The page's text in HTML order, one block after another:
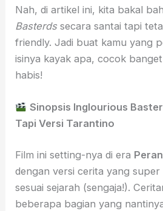
Nah, di artikel ini, kita bakal
Basterdssecara santai tapi
friendly. Jadi buat kamu yang
isinya kayak apa, cocok
habis!
Sinopsis Inglourious
Tapi Versi Tarantino
Film ini setting-nya di era
dengan versi cerita yang super
sesuai sejarah (sengaja!).
beberapa bagian yang